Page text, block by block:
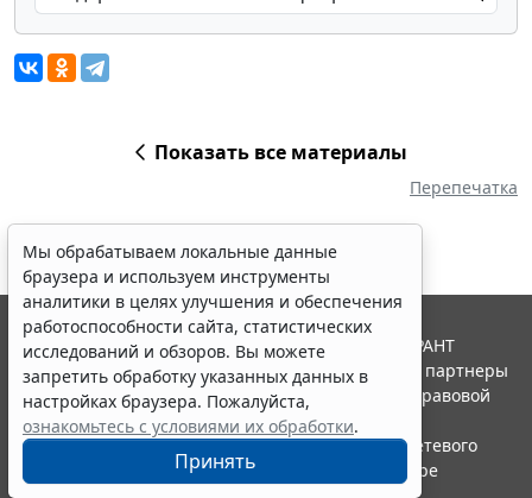
Показать все материалы
Перепечатка
Мы обрабатываем локальные данные
браузера и используем инструменты
аналитики в целях улучшения и обеспечения
работоспособности сайта, статистических
исследований и обзоров. Вы можете
запретить обработку указанных данных в
настройках браузера. Пожалуйста,
ознакомьтесь с условиями их обработки.
Принять
© ООО "НПП "ГАРАНТ-СЕРВИС", 2026. Система ГАРАНТ
выпускается с 1990 года. Компания "Гарант" и ее партнеры
являются участниками Российской ассоциации правовой
информации ГАРАНТ.
Портал ГАРАНТ.РУ зарегистрирован в качестве сетевого
издания Федеральной службой по надзору в сфере